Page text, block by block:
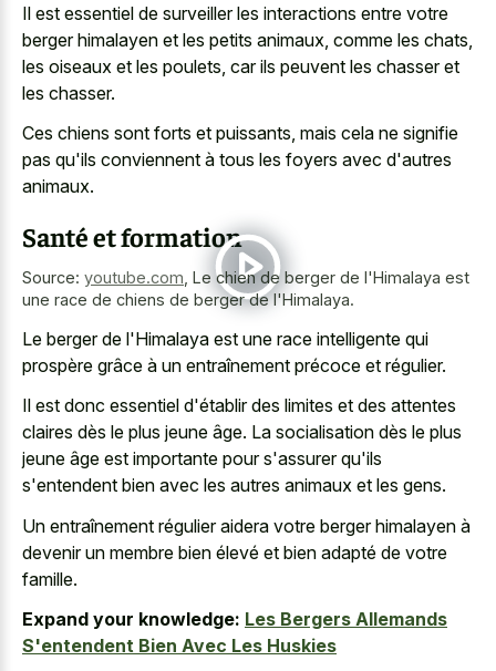
Il est essentiel de surveiller les interactions entre votre
berger himalayen et les petits animaux , comme les chats,
les oiseaux et les poulets, car ils peuvent les chasser et
les chasser.
Ces chiens sont forts et puissants, mais cela ne signifie
pas qu'ils conviennent à tous les foyers avec d'autres
animaux.
Santé et formation
Source: youtube.com, Le chien de berger de l'Himalaya est
une race de chiens de berger de l'Himalaya.
Le berger de l'Himalaya est une race intelligente qui
prospère grâce à un entraînement précoce et régulier.
Il est donc essentiel d'établir des limites et des attentes
claires dès le plus jeune âge. La socialisation dès le plus
jeune âge est importante pour s'assurer qu'ils
s'entendent bien avec les autres animaux et les gens.
Un entraînement régulier aidera votre berger himalayen à
devenir un membre bien élevé et bien adapté de votre
famille.
Expand your knowledge: Les Bergers Allemands
S'entendent Bien Avec Les Huskies